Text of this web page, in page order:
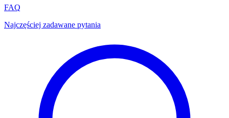
FAQ
Najczęściej zadawane pytania